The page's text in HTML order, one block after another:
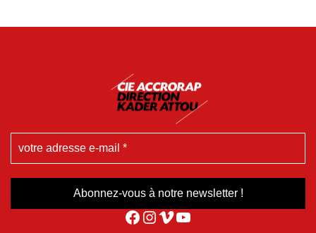
Facebook
Instagram
Vimeo
YouTube